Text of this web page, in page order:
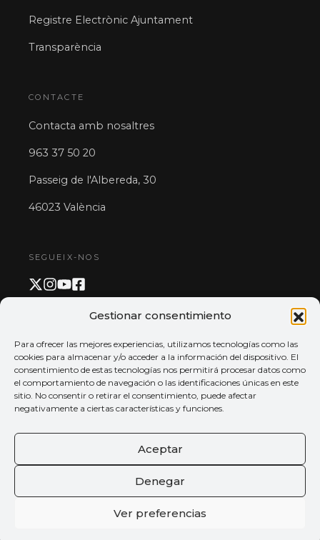
Gestionar consentimiento
Para ofrecer las mejores experiencias, utilizamos tecnologías como las
cookies para almacenar y/o acceder a la información del dispositivo. El
consentimiento de estas tecnologías nos permitirá procesar datos como
el comportamiento de navegación o las identificaciones únicas en este
sitio. No consentir o retirar el consentimiento, puede afectar
negativamente a ciertas características y funciones.
Aceptar
Denegar
Ver preferencias
Registre Electrònic Ajuntament
Transparència
CONTACTE
Contacta amb nosaltres
963 37 50 20
Passeig de l'Albereda, 30
46023 València
SEGUEIX-NOS
PAGAMENT I APP
© 2026 Tots els drets reservatsPalau de la música de València